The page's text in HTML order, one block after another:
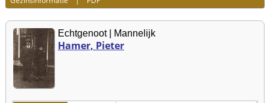
Echtgenoot | Mannelijk
Hamer, Pieter